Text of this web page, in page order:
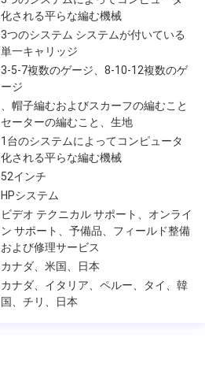
化される平らな編む機械
3つのシステム システムが付いている
単一キャリッジ
3-5-7複数のゲージ、8-10-12複数のゲ
ージ
、帽子編むおよびスカーフの編むこと
セーターの編むこと、生地
1台のシステムによってコンピュータ
化される平らな編む機械
52インチ
HPシステム
ビデオ テクニカル サポート、オンライ
ン サポート、予備品、フィールド整備
および修理サービス
カナダ、米国、日本
カナダ、イタリア、ペルー、タイ、韓
国、チリ、日本